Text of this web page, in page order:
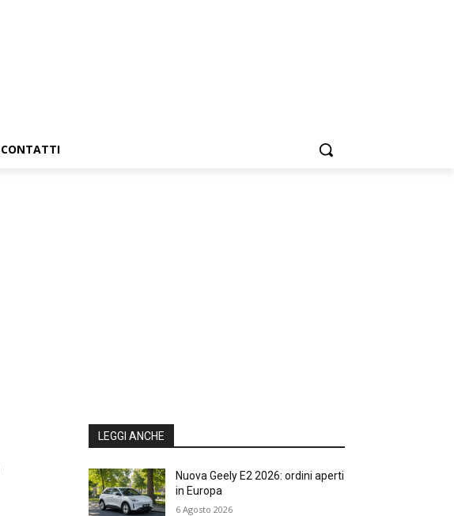
CONTATTI
LEGGI ANCHE
Nuova Geely E2 2026: ordini aperti
in Europa
6 Agosto 2026